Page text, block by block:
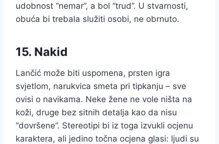
udobnost “nemar”, a bol “trud”. U stvarnosti,
obuća bi trebala služiti osobi, ne obrnuto.
15. Nakid
Lančić može biti uspomena, prsten igra
svjetlom, narukvica smeta pri tipkanju – sve
ovisi o navikama. Neke žene ne vole ništa na
koži, druge bez sitnih detalja kao da nisu
“dovršene”. Stereotipi bi iz toga izvukli ocjenu
karaktera, ali jedino točna ocjena glasi: ljudi su